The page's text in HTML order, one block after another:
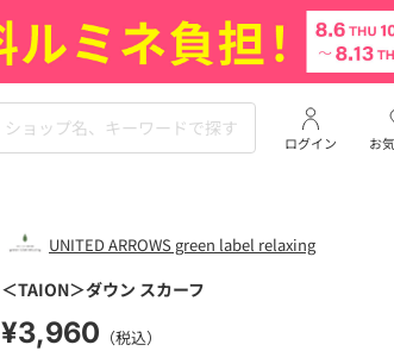
お
ログイン
UNITED ARROWS green label relaxing
＜TAION＞ダウン スカーフ
¥3,960 （税込）